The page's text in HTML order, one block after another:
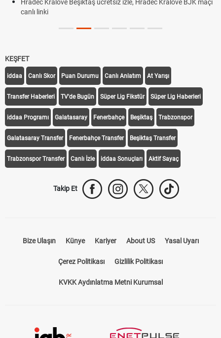
Hradec Kralove Beşiktaş ücretsiz izle, Hradec Kralove BJK maçı
canlı linki
KEŞFET
iddaa Canlı Skor Puan Durumu Canlı Anlatım At Yarışı
Transfer Haberleri TV'de Bugün Süper Lig Fikstür Süper Lig Haberleri
iddaa Programı Galatasaray Fenerbahçe Beşiktaş Trabzonspor
Galatasaray Transfer Fenerbahçe Transfer Beşiktaş Transfer
Trabzonspor Transfer Canlı İzle iddaa Sonuçları Aktif Sayaç
Takip Et
Bize Ulaşın Künye Kariyer About US Yasal Uyarı
Çerez Politikası Gizlilik Politikası
KVKK Aydınlatma Metni Kurumsal